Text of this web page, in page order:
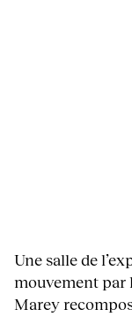
Une salle de
mouvement par
Marey